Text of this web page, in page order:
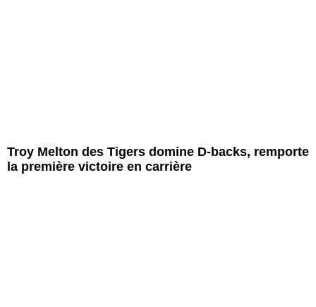
Troy Melton des Tigers domine D-backs, remporte
la première victoire en carrière